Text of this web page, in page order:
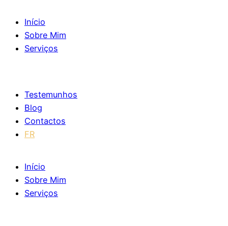
Início
Sobre Mim
Serviços
Testemunhos
Blog
Contactos
FR
Início
Sobre Mim
Serviços